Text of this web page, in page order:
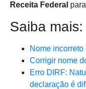
Receita Federal
Saiba mais:
Nome
Corrigir nome
Erro DIRF:
declaração é